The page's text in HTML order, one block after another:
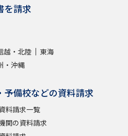
を請求
越・北陸
東海
・沖縄
備校などの資料請求
料請求一覧
関の資料請求